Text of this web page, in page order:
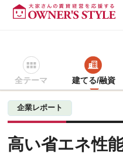
全テーマ 建てる/融資
賃貸経営ＴＯＰ 建てる/融資
企業レポート
高い省エネ性